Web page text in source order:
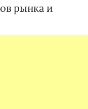
рынка и